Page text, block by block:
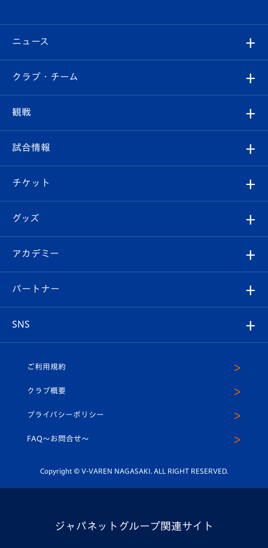
ニュース
すべて
クラブ
試合情報
チケット
イベント
メディア
ホームタウン
クラブ・チーム
クラブ概要
エンブレム紹介
スタッフプロフィール
マスコット紹介
平和祈念活動
ホームタウン活動
観戦
観戦ルール
はじめての観戦ガイド
Revive Team
ヴィヴィくんの長崎おもてなしガイド
試合情報
試合日程/結果
フォトギャラリー
スタジアムグルメ
チケット
チケット
V-LOVERS（ファンクラブ）
プレイヤーズスイート
グッズ
オンラインショップ
店舗情報
アカデミー
育成からのお知らせ
U-18
スクール
パートナー
SNS
ヴィヴィくんインスタグラム
公式LINE＠
ご利用規約
クラブ概要
プライバシーポリシー
FAQ〜お問合せ〜
Copyright © V-VAREN NAGASAKI. ALL RIGHT RESERVED.
ジャパネットグループ関連サイト